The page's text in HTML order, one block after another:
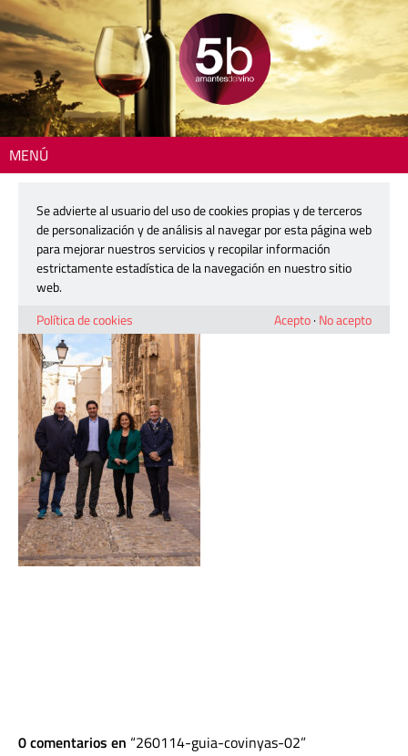
MENÚ
260114-guia-covinyas-02
14 enero, 2026
0 comentarios en 260114-guia-covinyas-02
Se advierte al usuario del uso de cookies propias y de terceros
de personalización y de análisis al navegar por esta página web
para mejorar nuestros servicios y recopilar información
estrictamente estadística de la navegación en nuestro sitio
web.
Política de cookies
Acepto· No acepto